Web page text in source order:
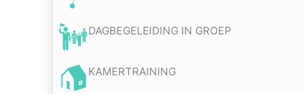
DAGBEGELEIDING IN GROEP
KAMERTRAINING